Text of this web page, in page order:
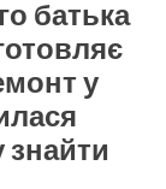
батька
у